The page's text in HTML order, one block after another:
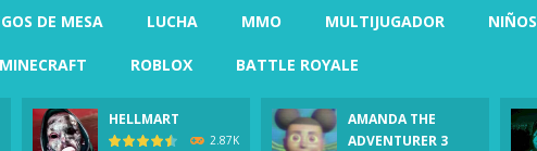
DE MESA LUCHA MMO MULTIJUGADOR NIÑOS
MINECRAFT ROBLOX BATTLE ROYALE
HELLMART
2.87K
AMANDA THE
ADVENTURER 3